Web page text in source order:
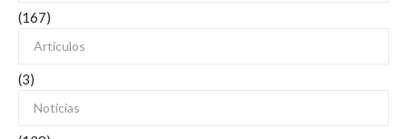
(167)
Artículos
(3)
Noticias